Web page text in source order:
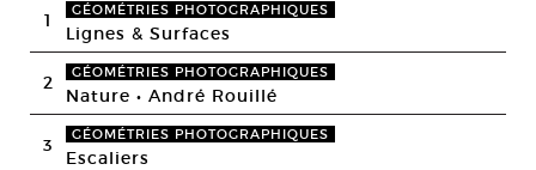
1 GÉOMÉTRIES PHOTOGRAPHIQUES
Lignes & Surfaces
2 GÉOMÉTRIES PHOTOGRAPHIQUES
Nature • André Rouillé
3 GÉOMÉTRIES PHOTOGRAPHIQUES
Escaliers